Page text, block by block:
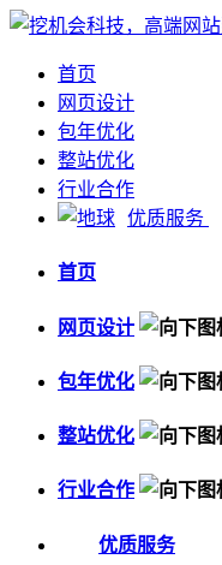
首页
网页设计
包年优化
整站优化
行业合作
优质服务
首页
网页设计
包年优化
整站优化
行业合作
优质服务